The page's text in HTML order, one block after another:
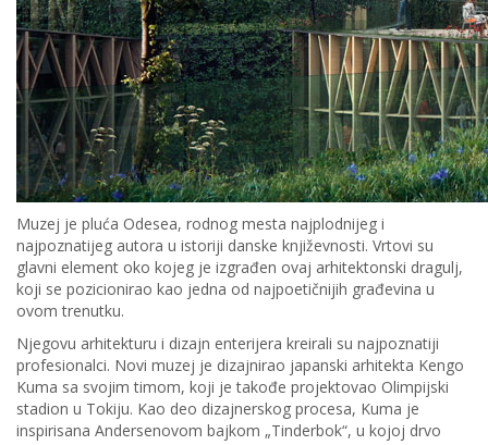
Muzej je pluća Odesea, rodnog mesta najplodnijeg i
najpoznatijeg autora u istoriji danske književnosti. Vrtovi su
glavni element oko kojeg je izgrađen ovaj arhitektonski dragulj,
koji se pozicionirao kao jedna od najpoetičnijih građevina u
ovom trenutku.
Njegovu arhitekturu i dizajn enterijera kreirali su najpoznatiji
profesionalci. Novi muzej je dizajnirao japanski arhitekta Kengo
Kuma sa svojim timom, koji je takođe projektovao Olimpijski
stadion u Tokiju. Kao deo dizajnerskog procesa, Kuma je
inspirisana Andersenovom bajkom „Tinderbok“, u kojoj drvo